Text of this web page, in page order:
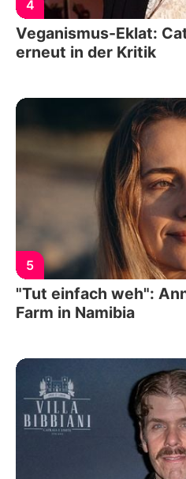
4
Veganismus-Eklat:
erneut in der Kritik
5
"Tut einfach weh":
Farm in Namibia